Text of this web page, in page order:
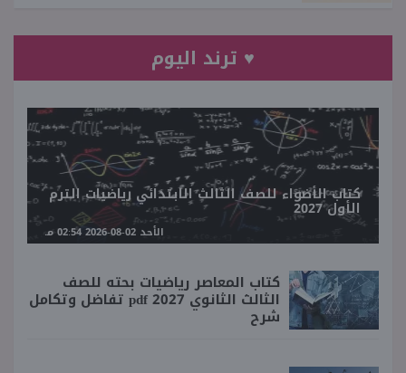
♥ ترند اليوم
كتاب الأضواء للصف الثالث الابتدائي رياضيات الترم
الأول 2027
الأحد 02-08-2026 02:54 مـ
كتاب المعاصر رياضيات بحته للصف
الثالث الثانوي 2027 pdf تفاضل وتكامل
شرح